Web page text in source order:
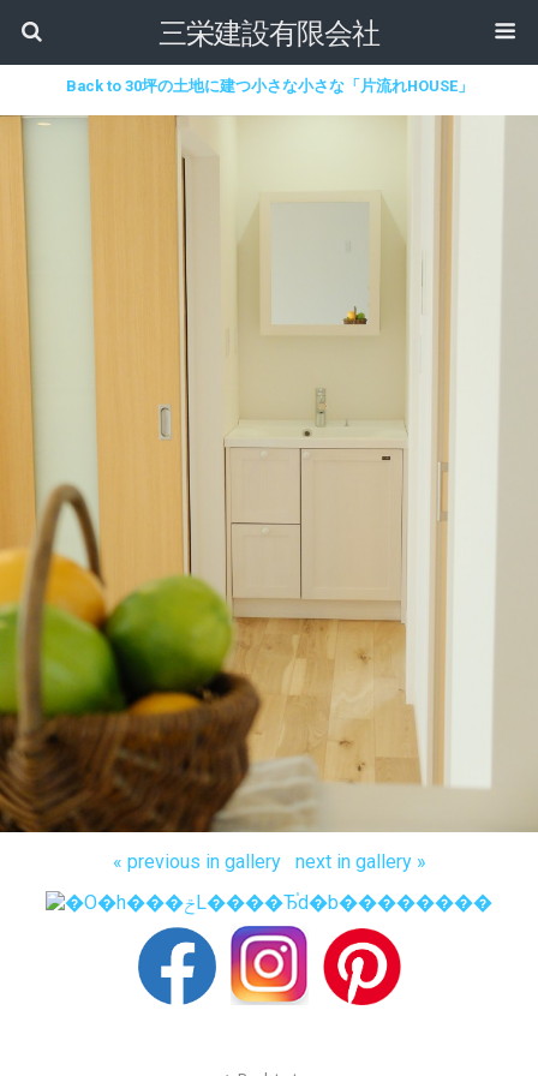
三栄建設有限会社
Back to 30坪の土地に建つ小さな小さな「片流れHOUSE」
« previous in gallery next in gallery »